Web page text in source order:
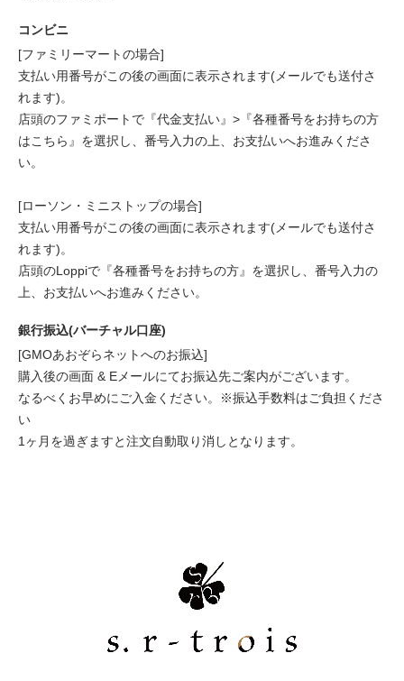
コンビニ
[ファミリーマートの場合]
支払い用番号がこの後の画面に表示されます(メールでも送付さ
れます)。
店頭のファミポートで『代金支払い』>『各種番号をお持ちの方
はこちら』を選択し、番号入力の上、お支払いへお進みくださ
い。
[ローソン・ミニストップの場合]
支払い用番号がこの後の画面に表示されます(メールでも送付さ
れます)。
店頭のLoppiで『各種番号をお持ちの方』を選択し、番号入力の
上、お支払いへお進みください。
銀行振込(バーチャル口座)
[GMOあおぞらネットへのお振込]
購入後の画面 & Eメールにてお振込先ご案内がございます。
なるべくお早めにご入金ください。※振込手数料はご負担くださ
い
1ヶ月を過ぎますと注文自動取り消しとなります。